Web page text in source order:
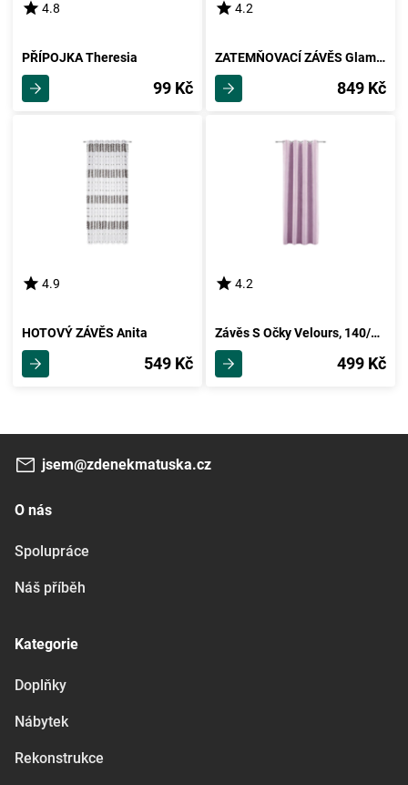
4.8
PŘÍPOJKA Theresia
99 Kč
4.2
ZATEMŇOVACÍ ZÁVĚS Glamour, 140/245 Cm
849 Kč
4.9
HOTOVÝ ZÁVĚS Anita
549 Kč
4.2
Závěs S Očky Velours, 140/245cm, Orgovánová
499 Kč
jsem@zdenekmatuska.cz
O nás
Spolupráce
Náš příběh
Kategorie
Doplňky
Nábytek
Rekonstrukce